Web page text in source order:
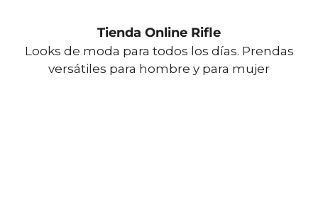
Tienda Online Rifle
Looks de moda para todos los días. Prendas
versátiles para hombre y para mujer